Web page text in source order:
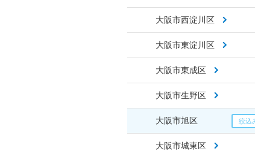
大阪市西淀川区
大阪市東淀川区
大阪市東成区
大阪市生野区
大阪市旭区
大阪市城東区